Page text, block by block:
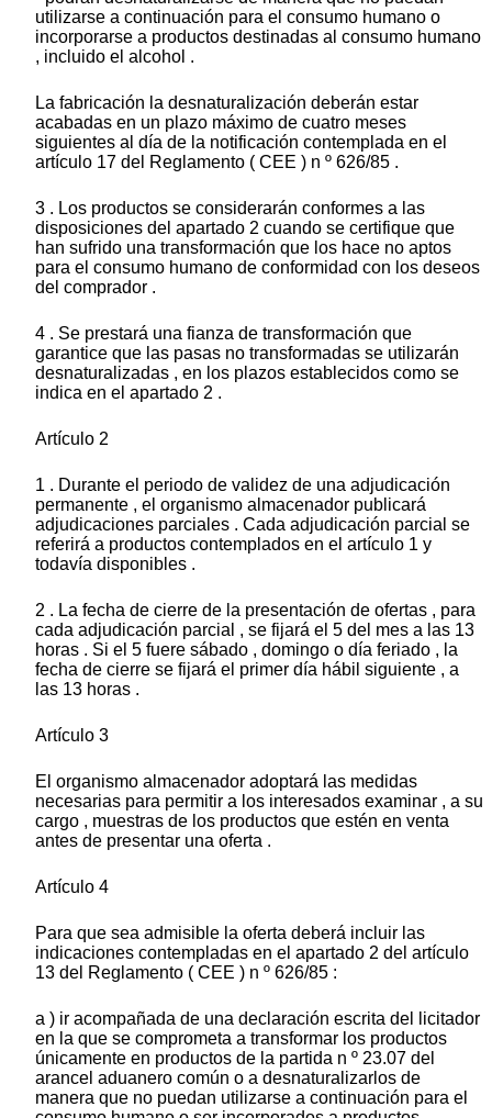
utilizarse a continuación para el consumo humano o
incorporarse a productos destinadas al consumo humano
, incluido el alcohol .
La fabricación la desnaturalización deberán estar
acabadas en un plazo máximo de cuatro meses
siguientes al día de la notificación contemplada en el
artículo 17 del Reglamento ( CEE ) n º 626/85 .
3 . Los productos se considerarán conformes a las
disposiciones del apartado 2 cuando se certifique que
han sufrido una transformación que los hace no aptos
para el consumo humano de conformidad con los deseos
del comprador .
4 . Se prestará una fianza de transformación que
garantice que las pasas no transformadas se utilizarán
desnaturalizadas , en los plazos establecidos como se
indica en el apartado 2 .
Artículo 2
1 . Durante el periodo de validez de una adjudicación
permanente , el organismo almacenador publicará
adjudicaciones parciales . Cada adjudicación parcial se
referirá a productos contemplados en el artículo 1 y
todavía disponibles .
2 . La fecha de cierre de la presentación de ofertas , para
cada adjudicación parcial , se fijará el 5 del mes a las 13
horas . Si el 5 fuere sábado , domingo o día feriado , la
fecha de cierre se fijará el primer día hábil siguiente , a
las 13 horas .
Artículo 3
El organismo almacenador adoptará las medidas
necesarias para permitir a los interesados examinar , a su
cargo , muestras de los productos que estén en venta
antes de presentar una oferta .
Artículo 4
Para que sea admisible la oferta deberá incluir las
indicaciones contempladas en el apartado 2 del artículo
13 del Reglamento ( CEE ) n º 626/85 :
a ) ir acompañada de una declaración escrita del licitador
en la que se comprometa a transformar los productos
únicamente en productos de la partida n º 23.07 del
arancel aduanero común o a desnaturalizarlos de
manera que no puedan utilizarse a continuación para el